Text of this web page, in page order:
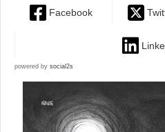
Facebook
powered by social2s